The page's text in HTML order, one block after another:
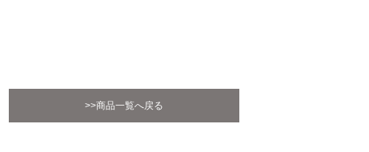
>>商品一覧へ戻る